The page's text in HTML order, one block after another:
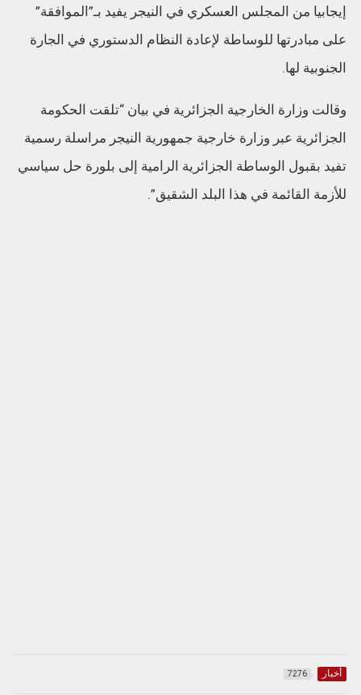
إيجابيا من المجلس العسكري في النيجر يفيد بـ”الموافقة”
على مبادرتها للوساطة لإعادة النظام الدستوري في الجارة
الجنوبية لها.
وقالت وزارة الخارجية الجزائرية في بيان “تلقت الحكومة
الجزائرية عبر وزارة خارجية جمهورية النيجر مراسلة رسمية
تفيد بقبول الوساطة الجزائرية الرامية إلى بلورة حل سياسي
للأزمة القائمة في هذا البلد الشقيق”.
أخبار 7276